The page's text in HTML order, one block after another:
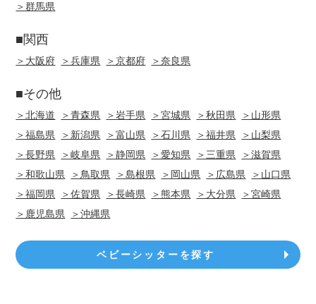
＞群馬県
■関西
＞大阪府 ＞兵庫県 ＞京都府 ＞奈良県
■その他
＞北海道 ＞青森県 ＞岩手県 ＞宮城県 ＞秋田県
＞山形県
＞福島県
＞新潟県 ＞富山県 ＞石川県 ＞福井県
＞山梨県
＞長野県
＞岐阜県 ＞静岡県 ＞愛知県 ＞三重県
＞滋賀県
＞和歌山県
＞鳥取県 ＞島根県 ＞岡山県 ＞広島県
＞山口県
＞福岡県
＞佐賀県 ＞長崎県 ＞熊本県 ＞大分県
＞宮崎県
＞鹿児島県
＞沖縄県
ベビーシッターを探す